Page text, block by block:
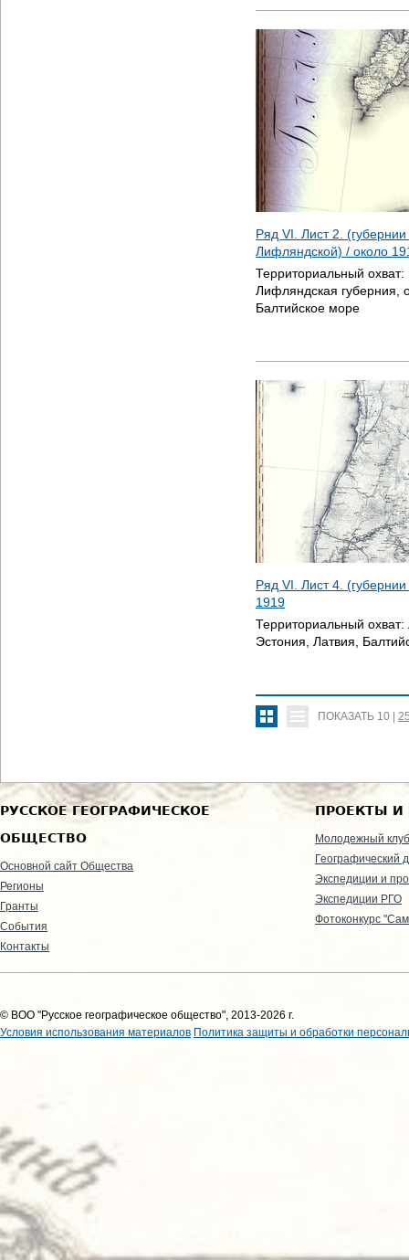
Ряд VI. Лист 2.
Лифляндской) / около
Территориальный охват:
Лифляндская губерния,
Балтийское море
Ряд VI. Лист 4.
1919
Территориальный охват:
Эстония, Латвия,
ПОКАЗАТЬ 10 |
РУССКОЕ ГЕОГРАФИЧЕСКОЕ
ОБЩЕСТВО
Основной сайт Общества
Регионы
Гранты
События
Контакты
ПРОЕКТЫ И
Молодежный клуб
Географический
Экспедиции и
Экспедиции РГО
Фотоконкурс
© ВОО "Русское географическое общество", 2013-2026 г.
Условия использования материалов Политика защиты и обработки